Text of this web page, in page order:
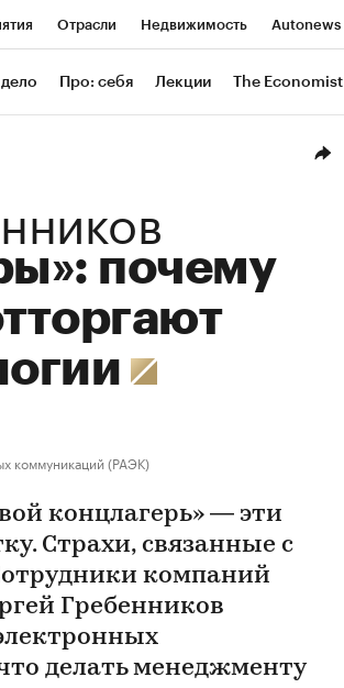
Отрасли Недвижимость Autonews
РБК Life Тренды Визионеры
Про: себя Лекции The Economist
почему
коммуникаций (РАЭК)
концлагерь» — эти
Страхи, связанные с
компаний
Гребенников
делать менеджменту